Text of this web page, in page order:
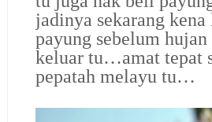
jadinya sekarang kena
payung sebelum
keluar tu…amat tepat
pepatah melayu tu…